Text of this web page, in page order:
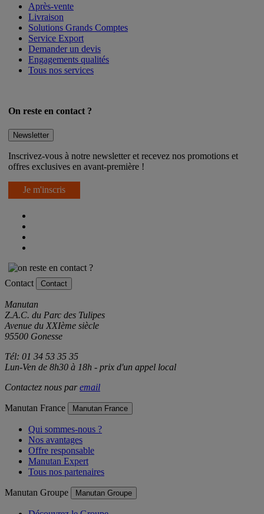
Après-vente
Livraison
Solutions Grands Comptes
Service Export
Demander un devis
Engagements qualités
Tous nos services
On reste en contact ?
Newsletter
Inscrivez-vous à notre newsletter et recevez nos promotions et
offres exclusives en avant-première !
Je m'inscris
Contact Contact
Manutan
Z.A.C. du Parc des Tulipes
Avenue du XXIème siècle
95500 Gonesse
Tél: 01 34 53 35 35
Lun-Ven de 8h30 à 18h - prix d'un appel local
Contactez nous paremail
Manutan France Manutan France
Qui sommes-nous ?
Nos avantages
Offre responsable
Manutan Expert
Tous nos partenaires
Manutan Groupe Manutan Groupe